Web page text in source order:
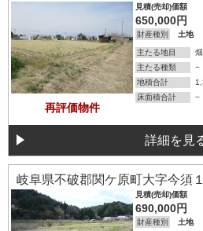
再評価物件
見積(売却)価額
650,000円
財産種別 土地
主たる地目
畑
主たる種類
−
地積合計
床面積合計
−
詳細を見
岐阜県不破郡関ケ原町大字今須
見積(売却)価額
690,000円
財産種別 土地